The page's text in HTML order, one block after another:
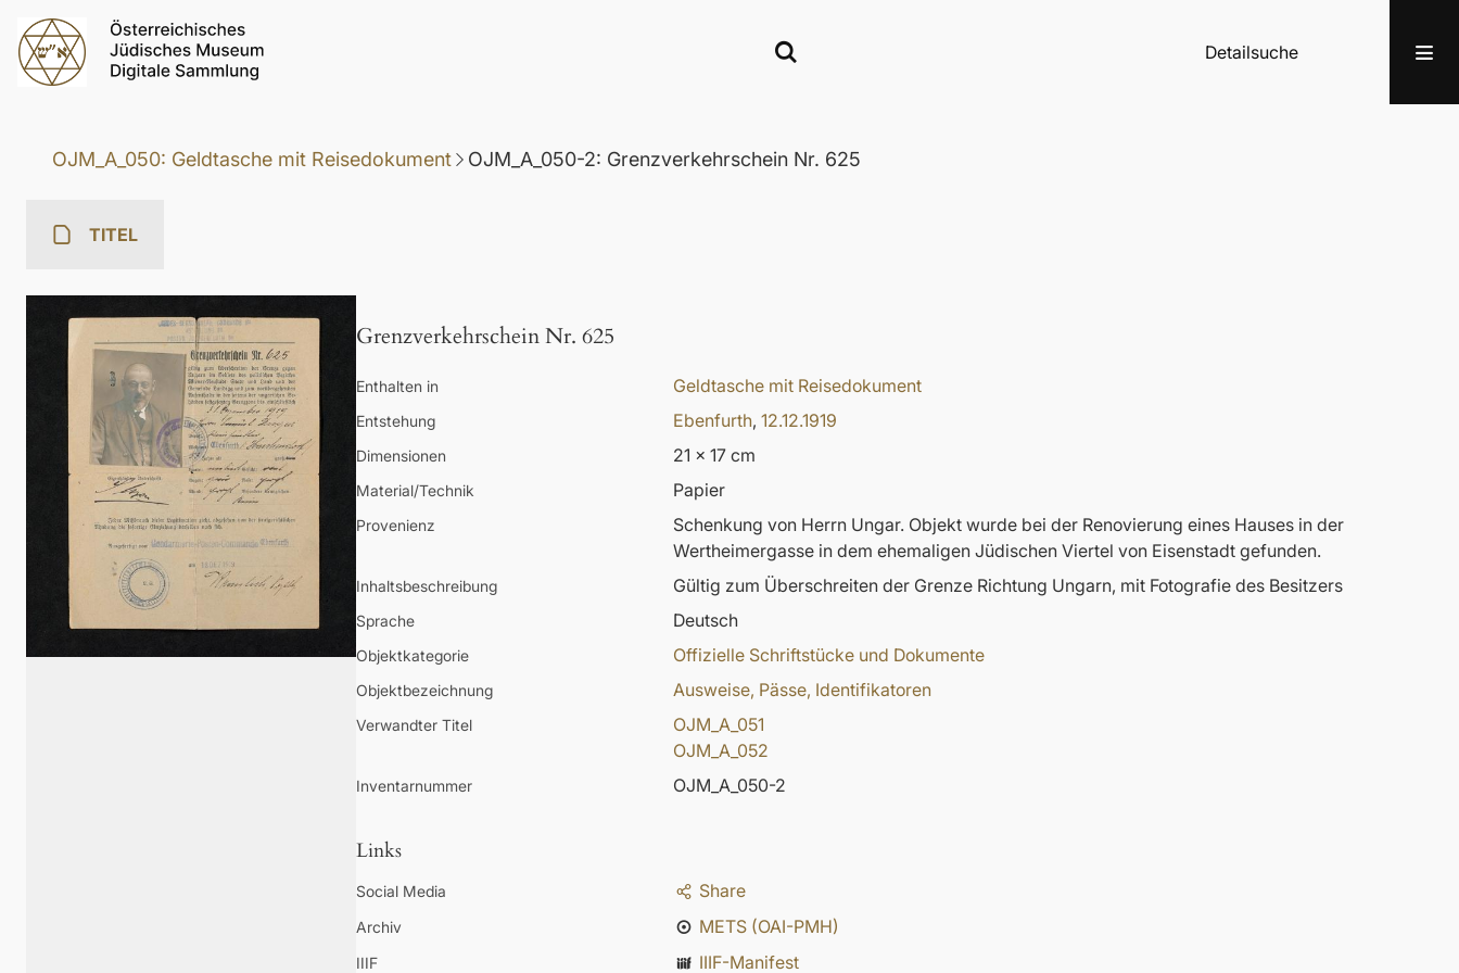
Detailsuche
OJM_A_050: Geldtasche mit Reisedokument OJM_A_050-2: Grenzverkehrschein Nr. 625
TITEL
Grenzverkehrschein Nr. 625
Enthalten in Geldtasche mit Reisedokument
Entstehung Ebenfurth, 12.12.1919
Dimensionen 21 x 17 cm
Material/Technik Papier
Provenienz
Schenkung von Herrn Ungar. Objekt wurde bei der Renovierung eines Hauses in der
Wertheimergasse in dem ehemaligen Jüdischen Viertel von Eisenstadt gefunden.
Inhaltsbeschreibung Gültig zum Überschreiten der Grenze Richtung Ungarn, mit Fotografie des Besitzers
Sprache Deutsch
Objektkategorie Offizielle Schriftstücke und Dokumente
Objektbezeichnung Ausweise, Pässe, Identifikatoren
Verwandter Titel
OJM_A_051
OJM_A_052
Inventarnummer OJM_A_050-2
Links
Social Media Share
Archiv METS (OAI-PMH)
IIIF IIIF-Manifest